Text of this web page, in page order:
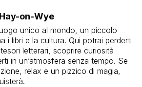
on-Wye
unico al mondo, un piccolo
i libri e la cultura. Qui potrai perderti
letterari, scoprire curiosità
in un’atmosfera senza tempo. Se
relax e un pizzico di magia,